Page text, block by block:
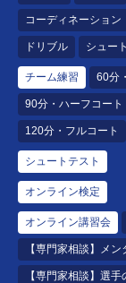
コーディネーション
ドリブル シュート
チーム練習 60分
90分・ハーフコート
120分・フルコート
シュートテスト
オンライン検定
オンライン講習会
【専門家相談】メ
【専門家相談】選